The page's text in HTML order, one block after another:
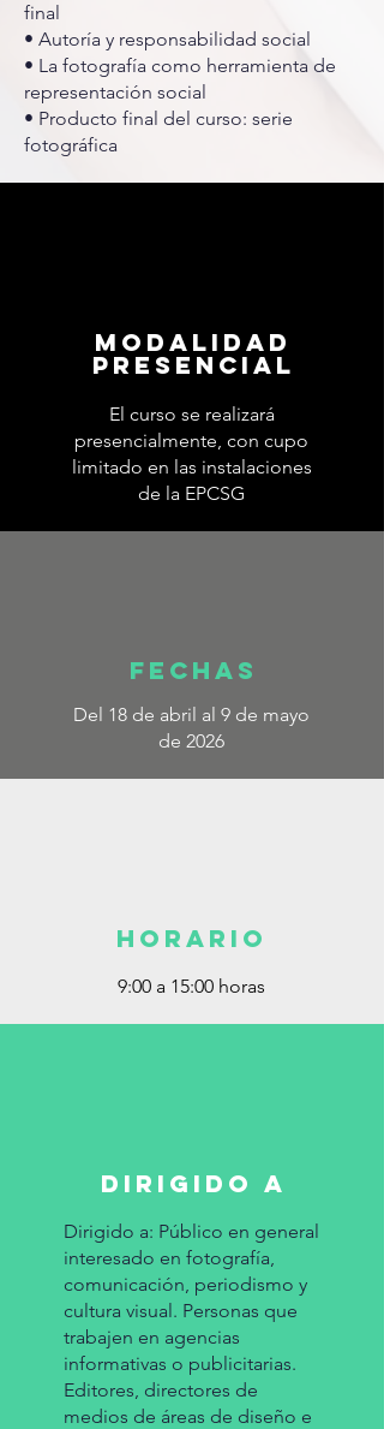
final
• Autoría y responsabilidad social
• La fotografía como herramienta de
representación social
• Producto final del curso: serie
fotográfica
MODALIDAD
presencial
El curso se realizará
presencialmente, con cupo
limitado en las instalaciones
de la EPCSG
Fechas
Del 18 de abril al 9 de mayo
de 2026
horario
9:00 a 15:00 horas
dirigido a
Dirigido a: Público en general
interesado en fotografía,
comunicación, periodismo y
cultura visual. Personas que
trabajen en agencias
informativas o publicitarias.
Editores, directores de
medios de áreas de diseño e